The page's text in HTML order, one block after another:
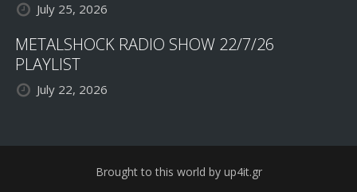
July 25, 2026
METALSHOCK RADIO SHOW 22/7/26
PLAYLIST
July 22, 2026
Brought to this world by up4it.gr